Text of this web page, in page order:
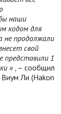
наши
кодом для
не продолжали
свой
представили 1
» , – сообщил
Ли (Hakon